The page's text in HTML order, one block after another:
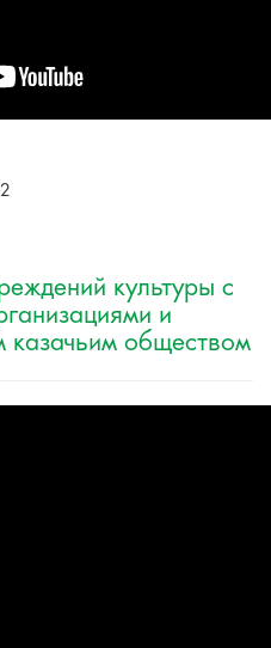
культуры с
и
казачьим обществом